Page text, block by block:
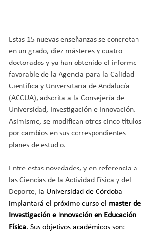
Estas 15 nuevas enseñanzas se concretan
en un grado, diez másteres y cuatro
doctorados y ya han obtenido el informe
favorable de la Agencia para la Calidad
Científica y Universitaria de Andalucía
(ACCUA), adscrita a la Consejería de
Universidad, Investigación e Innovación.
Asimismo, se modifican otros cinco títulos
por cambios en sus correspondientes
planes de estudio.
Entre estas novedades, y en referencia a
las Ciencias de la Actividad Física y del
Deporte, la Universidad de Córdoba
implantará el próximo curso el master de
Investigación e Innovación en Educación
Física. Sus objetivos académicos son: